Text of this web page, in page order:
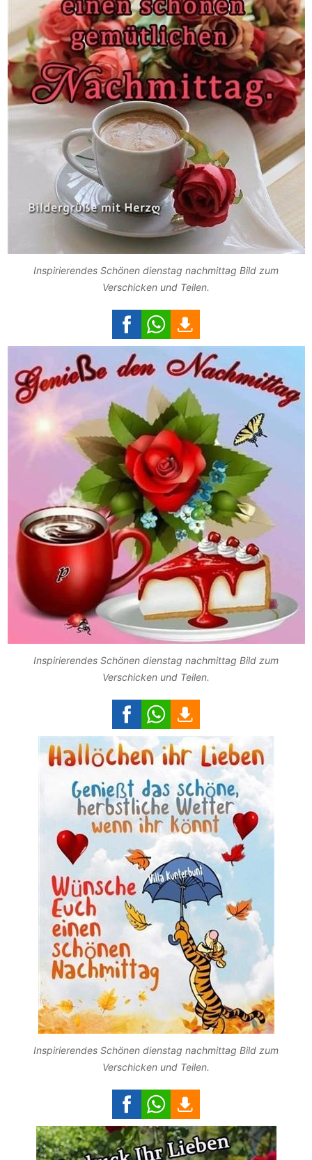
Inspirierendes Schönen dienstag nachmittag Bild zum
Verschicken und Teilen.
Inspirierendes Schönen dienstag nachmittag Bild zum
Verschicken und Teilen.
Inspirierendes Schönen dienstag nachmittag Bild zum
Verschicken und Teilen.